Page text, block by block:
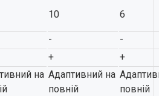
10 6
-
-
+ +
на Адаптивний на
повній
повній